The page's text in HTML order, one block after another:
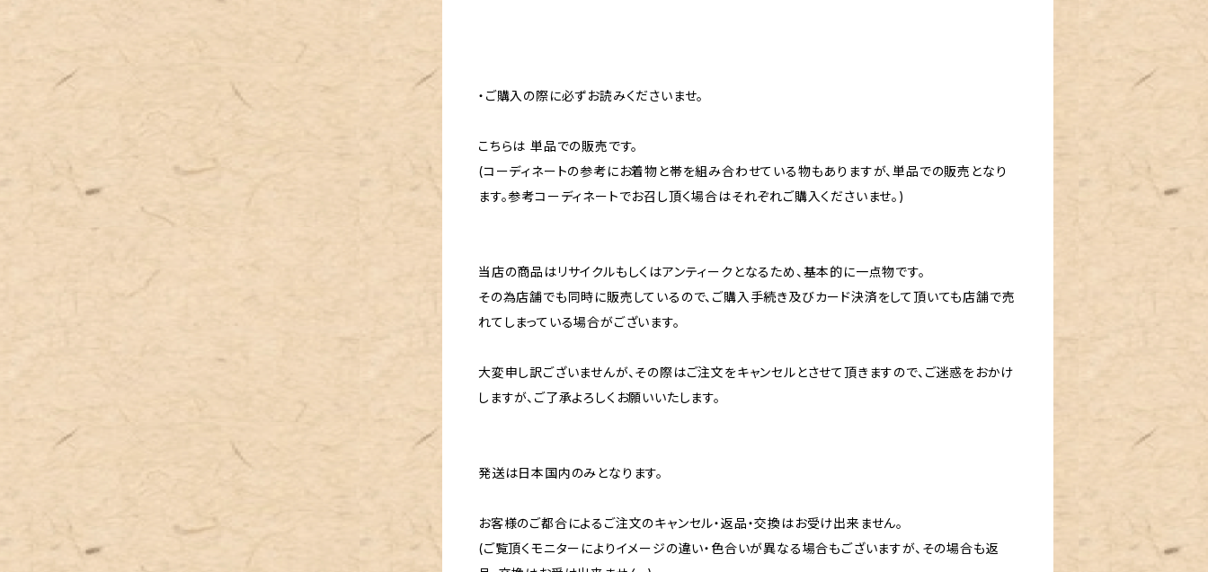
・ご購入の際に必ずお読みくださいませ。
こちらは 単品での販売です。
(コーディネートの参考にお着物と帯を組み合わせている物もありますが、単品での販売となり
ます。参考コーディネートでお召し頂く場合はそれぞれご購入くださいませ。)
当店の商品はリサイクルもしくはアンティークとなるため、基本的に一点物です。
その為店舗でも同時に販売しているので、ご購入手続き及びカード決済をして頂いても店舗で売
れてしまっている場合がございます。
大変申し訳ございませんが、その際はご注文をキャンセルとさせて頂きますので、ご迷惑をおかけ
しますが、ご了承よろしくお願いいたします。
発送は日本国内のみとなります。
お客様のご都合によるご注文のキャンセル・返品・交換はお受け出来ません。
(ご覧頂くモニターによりイメージの違い・色合いが異なる場合もございますが、その場合も返